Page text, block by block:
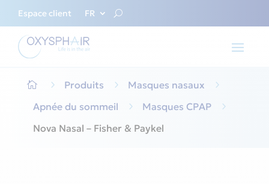
Espace client FR
 5 Produits 5 Masques nasaux
5
Apnée du sommeil
5 Masques CPAP
5
Nova Nasal – Fisher & Paykel